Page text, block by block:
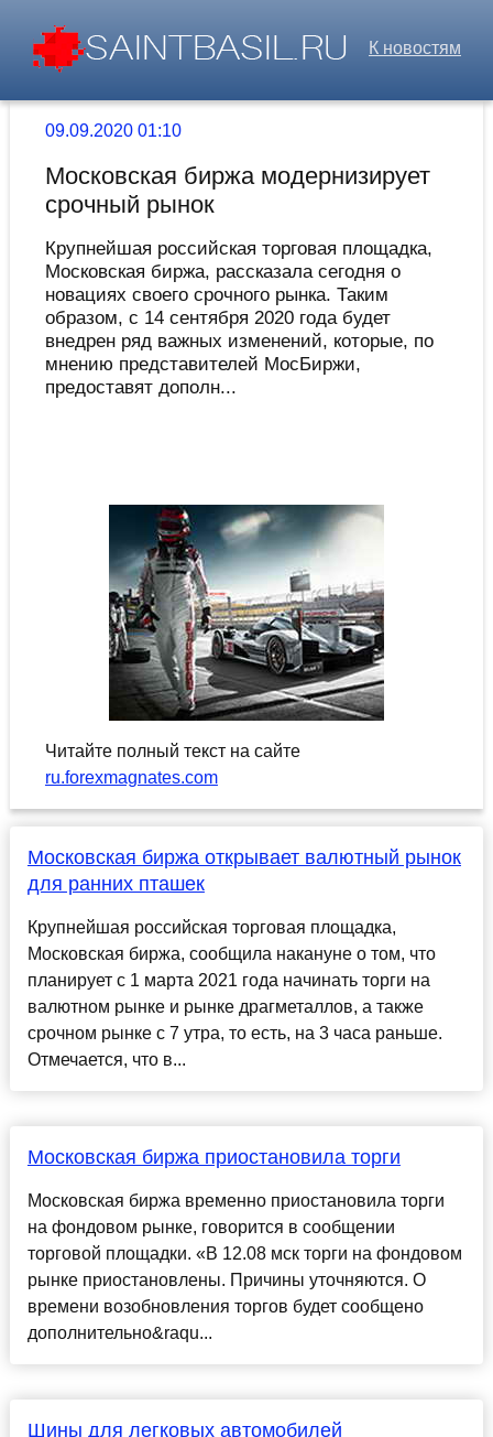
К новостям
09.09.2020 01:10
Московская биржа модернизирует
срочный рынок
Крупнейшая российская торговая площадка,
Московская биржа, рассказала сегодня о
новациях своего срочного рынка. Таким
образом, с 14 сентября 2020 года будет
внедрен ряд важных изменений, которые, по
мнению представителей МосБиржи,
предоставят дополн...
Читайте полный текст на сайте
ru.forexmagnates.com
Московская биржа открывает валютный рынок
для ранних пташек
Крупнейшая российская торговая площадка,
Московская биржа, сообщила накануне о том, что
планирует с 1 марта 2021 года начинать торги на
валютном рынке и рынке драгметаллов, а также
срочном рынке с 7 утра, то есть, на 3 часа раньше.
Отмечается, что в...
Московская биржа приостановила торги
Московская биржа временно приостановила торги
на фондовом рынке, говорится в сообщении
торговой площадки. «В 12.08 мск торги на фондовом
рынке приостановлены. Причины уточняются. О
времени возобновления торгов будет сообщено
дополнительно&raqu...
Шины для легковых автомобилей